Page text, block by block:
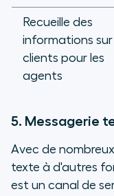
Recueille des
informations sur
clients pour les
agents
5. Messagerie
Avec de
texte à d'autres
est un canal de